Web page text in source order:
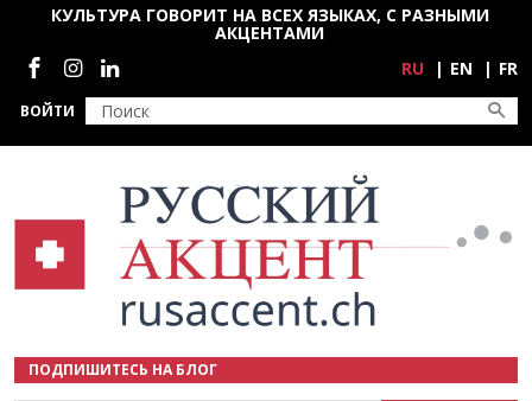
Перейти к основному содержанию
ВОЙТИ
КУЛЬТУРА ГОВОРИТ НА ВСЕХ ЯЗЫКАХ, С РАЗНЫМИ
АКЦЕНТАМИ
Социальные сети
RU EN FR
ПОДПИШИТЕСЬ НА БЛОГ